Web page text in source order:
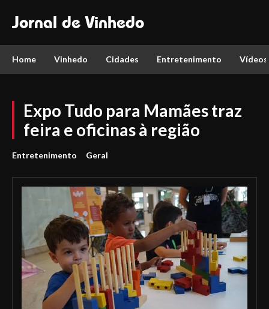
Jornal de Vinhedo
Home Vinhedo Cidades Entretenimento Vídeos
Expo Tudo para Mamães traz
feira e oficinas à região
Entretenimento Geral